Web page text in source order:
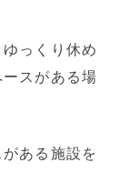
っくり休め
スがある場
ある施設を